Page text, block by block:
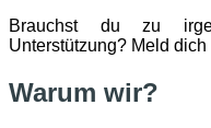
Brauchst du zu
Unterstützung? Meld dich
Warum wir?